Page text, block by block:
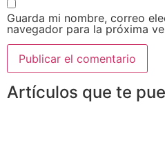
Guarda mi nombre, correo
navegador para la próxima
Artículos que te